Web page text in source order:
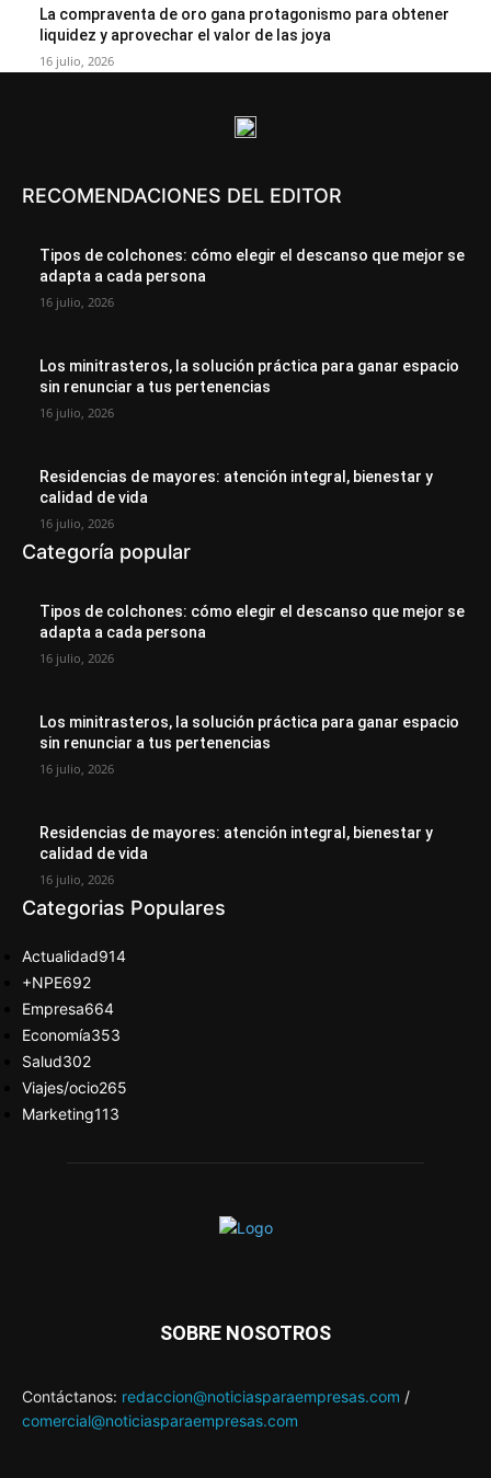
La compraventa de oro gana protagonismo para obtener
liquidez y aprovechar el valor de las joya
16 julio, 2026
RECOMENDACIONES DEL EDITOR
Tipos de colchones: cómo elegir el descanso que mejor se
adapta a cada persona
16 julio, 2026
Los minitrasteros, la solución práctica para ganar espacio
sin renunciar a tus pertenencias
16 julio, 2026
Residencias de mayores: atención integral, bienestar y
calidad de vida
16 julio, 2026
Categoría popular
Tipos de colchones: cómo elegir el descanso que mejor se
adapta a cada persona
16 julio, 2026
Los minitrasteros, la solución práctica para ganar espacio
sin renunciar a tus pertenencias
16 julio, 2026
Residencias de mayores: atención integral, bienestar y
calidad de vida
16 julio, 2026
Categorias Populares
Actualidad914
+NPE692
Empresa664
Economía353
Salud302
Viajes/ocio265
Marketing113
SOBRE NOSOTROS
Contáctanos: redaccion@noticiasparaempresas.com /
comercial@noticiasparaempresas.com